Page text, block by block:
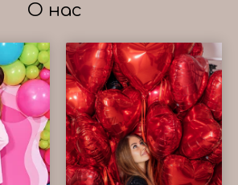
О нас